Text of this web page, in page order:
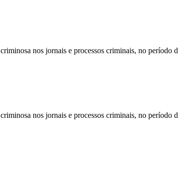
nos jornais e processos criminais, no período
nos jornais e processos criminais, no período